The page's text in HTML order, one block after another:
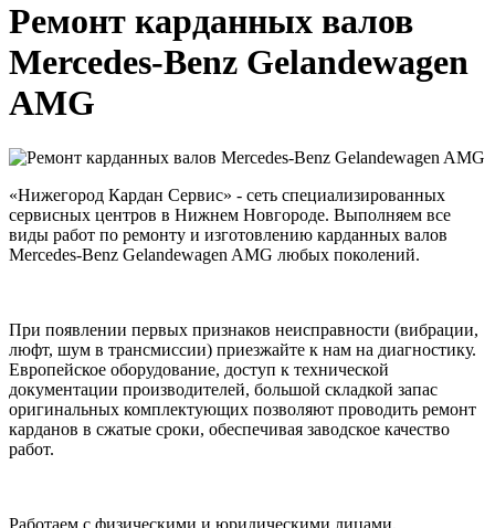
Ремонт карданных валов
Mercedes-Benz Gelandewagen
AMG
«Нижегород Кардан Сервис» - сеть специализированных
сервисных центров в Нижнем Новгороде. Выполняем все
виды работ по ремонту и изготовлению карданных валов
Mercedes-Benz Gelandewagen AMG любых поколений.
При появлении первых признаков неисправности (вибрации,
люфт, шум в трансмиссии) приезжайте к нам на диагностику.
Европейское оборудование, доступ к технической
документации производителей, большой складкой запас
оригинальных комплектующих позволяют проводить ремонт
карданов в сжатые сроки, обеспечивая заводское качество
работ.
Работаем с физическими и юридическими лицами,